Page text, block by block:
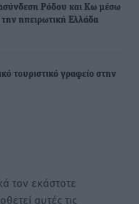
Ρόδου και Κω μέσω
ηπειρωτική Ελλάδα
τουριστικό γραφείο στην
τον εκάστοτε
αυτές τις